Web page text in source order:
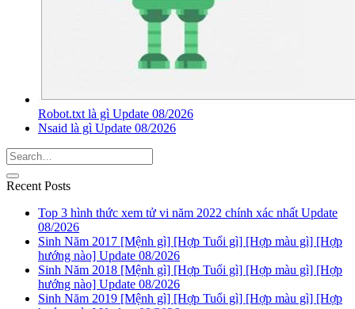
Robot.txt là gì Update 08/2026
Nsaid là gì Update 08/2026
Recent Posts
Top 3 hình thức xem tử vi năm 2022 chính xác nhất Update
08/2026
Sinh Năm 2017 [Mệnh gì] [Hợp Tuổi gì] [Hợp màu gì] [Hợp
hướng nào] Update 08/2026
Sinh Năm 2018 [Mệnh gì] [Hợp Tuổi gì] [Hợp màu gì] [Hợp
hướng nào] Update 08/2026
Sinh Năm 2019 [Mệnh gì] [Hợp Tuổi gì] [Hợp màu gì] [Hợp